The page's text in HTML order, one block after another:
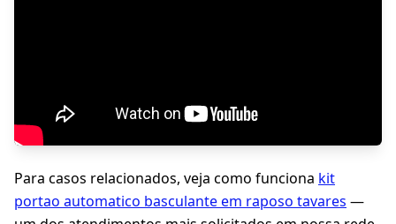
Para casos relacionados, veja como funciona kit
portao automatico basculante em raposo tavares —